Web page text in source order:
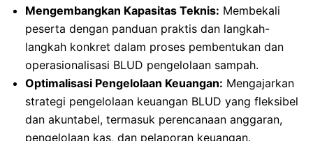
Mengembangkan Kapasitas Teknis: Membekali
peserta dengan panduan praktis dan langkah-
langkah konkret dalam proses pembentukan dan
operasionalisasi BLUD pengelolaan sampah.
Optimalisasi Pengelolaan Keuangan: Mengajarkan
strategi pengelolaan keuangan BLUD yang fleksibel
dan akuntabel, termasuk perencanaan anggaran,
pengelolaan kas, dan pelaporan keuangan.